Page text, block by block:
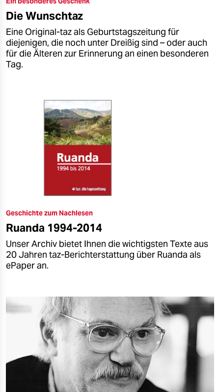
epaper login
Die Wunschtaz
Eine Original-taz als Geburtstagszeitung für
diejenigen, die noch unter Dreißig sind – oder auch
für die Älteren zur Erinnerung an einen besonderen
Tag.
Geschichte zum Nachlesen
Ruanda 1994-2014
Unser Archiv bietet Ihnen die wichtigsten Texte aus
20 Jahren taz-Berichterstattung über Ruanda als
ePaper an.